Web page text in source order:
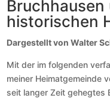
Bruchhausen
historischen
Dargestellt von Walter
Mit der im folgenden
meiner Heimatgemeinde
seit langer Zeit gehegtes